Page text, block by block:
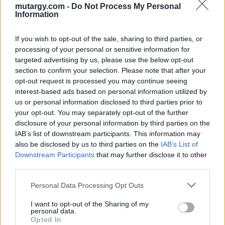
mutargy.com - Do Not Process My Personal
Information
If you wish to opt-out of the sale, sharing to third parties, or
processing of your personal or sensitive information for
targeted advertising by us, please use the below opt-out
section to confirm your selection. Please note that after your
opt-out request is processed you may continue seeing
interest-based ads based on personal information utilized by
us or personal information disclosed to third parties prior to
your opt-out. You may separately opt-out of the further
disclosure of your personal information by third parties on the
IAB’s list of downstream participants. This information may
also be disclosed by us to third parties on the IAB’s List of
Downstream Participants that may further disclose it to other
Personal Data Processing Opt Outs
I want to opt-out of the Sharing of my
personal data.
Opted In
köteles.
KAPCSOLÓDÓ MŰTÁRGYAK